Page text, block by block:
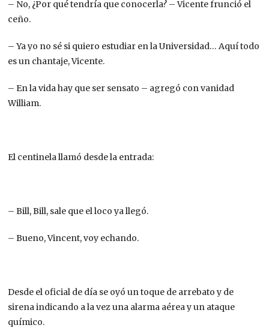
– No, ¿Por qué tendría que conocerla? – Vicente frunció el
ceño.
– Ya yo no sé si quiero estudiar en la Universidad… Aquí todo
es un chantaje, Vicente.
– En la vida hay que ser sensato – agregó con vanidad
William.
El centinela llamó desde la entrada:
– Bill, Bill, sale que el loco ya llegó.
– Bueno, Vincent, voy echando.
Desde el oficial de día se oyó un toque de arrebato y de
sirena indicando a la vez una alarma aérea y un ataque
químico.